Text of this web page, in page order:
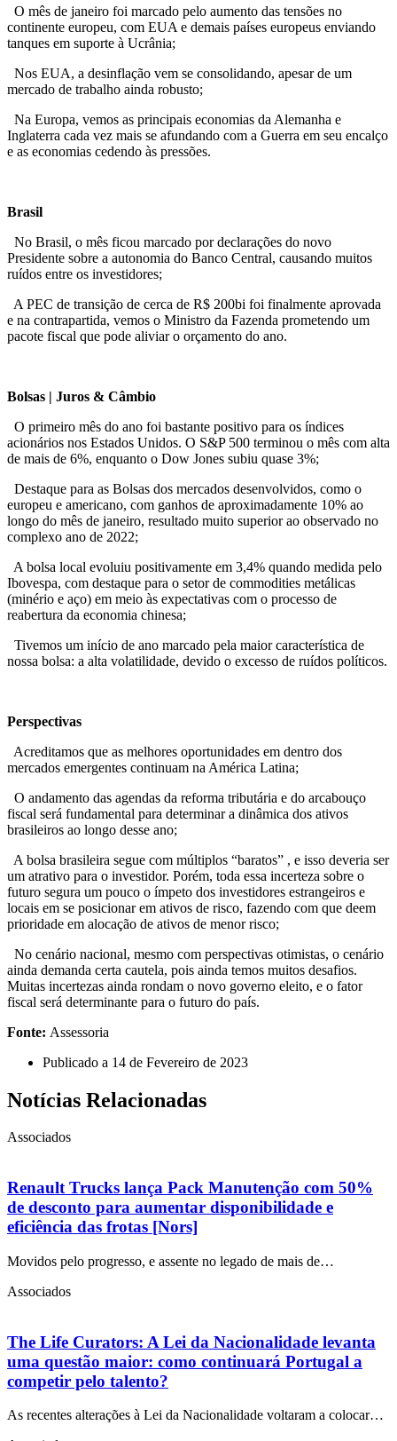
O mês de janeiro foi marcado pelo aumento das tensões no
continente europeu, com EUA e demais países europeus enviando
tanques em suporte à Ucrânia;
Nos EUA, a desinflação vem se consolidando, apesar de um
mercado de trabalho ainda robusto;
Na Europa, vemos as principais economias da Alemanha e
Inglaterra cada vez mais se afundando com a Guerra em seu encalço
e as economias cedendo às pressões.
Brasil
No Brasil, o mês ficou marcado por declarações do novo
Presidente sobre a autonomia do Banco Central, causando muitos
ruídos entre os investidores;
A PEC de transição de cerca de R$ 200bi foi finalmente aprovada
e na contrapartida, vemos o Ministro da Fazenda prometendo um
pacote fiscal que pode aliviar o orçamento do ano.
Bolsas | Juros & Câmbio
O primeiro mês do ano foi bastante positivo para os índices
acionários nos Estados Unidos. O S&P 500 terminou o mês com alta
de mais de 6%, enquanto o Dow Jones subiu quase 3%;
Destaque para as Bolsas dos mercados desenvolvidos, como o
europeu e americano, com ganhos de aproximadamente 10% ao
longo do mês de janeiro, resultado muito superior ao observado no
complexo ano de 2022;
A bolsa local evoluiu positivamente em 3,4% quando medida pelo
Ibovespa, com destaque para o setor de commodities metálicas
(minério e aço) em meio às expectativas com o processo de
reabertura da economia chinesa;
Tivemos um início de ano marcado pela maior característica de
nossa bolsa: a alta volatilidade, devido o excesso de ruídos políticos.
Perspectivas
Acreditamos que as melhores oportunidades em dentro dos
mercados emergentes continuam na América Latina;
O andamento das agendas da reforma tributária e do arcabouço
fiscal será fundamental para determinar a dinâmica dos ativos
brasileiros ao longo desse ano;
A bolsa brasileira segue com múltiplos “baratos” , e isso deveria ser
um atrativo para o investidor. Porém, toda essa incerteza sobre o
futuro segura um pouco o ímpeto dos investidores estrangeiros e
locais em se posicionar em ativos de risco, fazendo com que deem
prioridade em alocação de ativos de menor risco;
No cenário nacional, mesmo com perspectivas otimistas, o cenário
ainda demanda certa cautela, pois ainda temos muitos desafios.
Muitas incertezas ainda rondam o novo governo eleito, e o fator
fiscal será determinante para o futuro do país.
Fonte: Assessoria
Publicado a 14 de Fevereiro de 2023
Notícias Relacionadas
Associados
Renault Trucks lança Pack Manutenção com 50%
de desconto para aumentar disponibilidade e
eficiência das frotas [Nors]
Movidos pelo progresso, e assente no legado de mais de…
Associados
The Life Curators: A Lei da Nacionalidade levanta
uma questão maior: como continuará Portugal a
competir pelo talento?
As recentes alterações à Lei da Nacionalidade voltaram a colocar…